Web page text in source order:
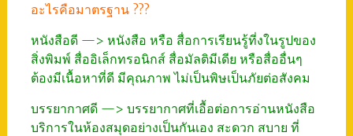
อะไรคือมาตรฐาน ???
หนังสือดี —> หนังสือ หรือ สื่อการเรียนรู้ที่งในรูปของ
สิ่งพิมพ์ สื่ออิเล็กทรอนิกส์ สื่อมัลติมีเดีย หรือสื่ออื่นๆ
ต้องมีเนื้อหาที่ดี มีคุณภาพ ไม่เป็นพิษเป็นภัยต่อสังคม
บรรยากาศดี —> บรรยากาศที่เอื้อต่อการอ่านหนังสือ
บริการในห้องสมุดอย่างเป็นกันเอง สะดวก สบาย ที่